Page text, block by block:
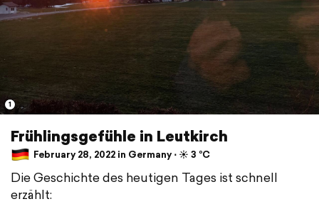
1
Frühlingsgefühle in Leutkirch
February 28, 2022 in Germany ⋅ ☀️ 3 °C
Die Geschichte des heutigen Tages ist schnell
erzählt: